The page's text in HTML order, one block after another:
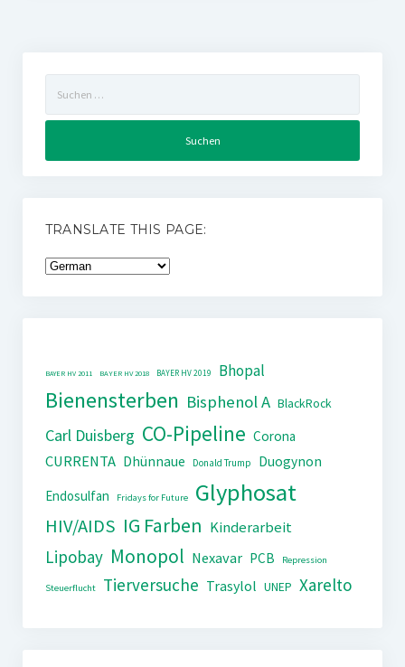
nach:
TRANSLATE THIS PAGE:
BAYER HV 2011 BAYER HV 2018 BAYER HV 2019 Bhopal
Bienensterben Bisphenol A BlackRock
Carl Duisberg CO-Pipeline Corona
CURRENTA Dhünnaue Donald Trump
Duogynon
Endosulfan
Fridays for Future Glyphosat
HIV/AIDS IG Farben Kinderarbeit
Lipobay Monopol Nexavar PCB Repression
Steuerflucht Tierversuche Trasylol UNEP Xarelto